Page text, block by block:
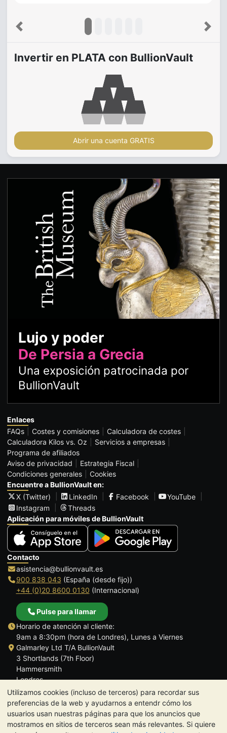
Utilizamos cookies (incluso de terceros) para recordar sus
preferencias de la web y ayudarnos a entendr cómo los
usuarios usan nuestras páginas para que los anuncios que
mostramos en sitios de terceros sean más relevantes. Si quiere
Previous Next
Invertir en PLATA con BullionVault
Abrir una cuenta GRATIS
Lujo y poder
De Persia a Grecia
Una exposición patrocinada por
BullionVault
Enlaces
FAQs
Costes y comisiones
Calculadora de costes
Calculadora Kilos vs. Oz
Servicios a empresas
Programa de afiliados
Aviso de privacidad
Estrategia Fiscal
Condiciones generales
Cookies
Encuentre a BullionVault en:
X (Twitter)
LinkedIn Facebook
YouTube
Instagram
Threads
Aplicación para móviles de BullionVault
Contacto
asistencia@bullionvault.es
900 838 043 (España (desde fijo))
+44 (0)20 8600 0130 (Internacional)
Pulse para llamar
Horario de atención al cliente:
9am a 8:30pm (hora de Londres), Lunes a Viernes
Galmarley Ltd T/A BullionVault
3 Shortlands (7th Floor)
Hammersmith
Londres
W6 8DA
Reino Unido